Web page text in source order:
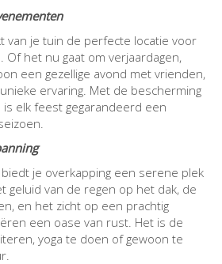
van je tuin de perfecte locatie voor
Of het nu gaat om verjaardagen,
een gezellige avond met vrienden,
ervaring. Met de bescherming
elk feest gegarandeerd een
je overkapping een serene plek
geluid van de regen op het dak, de
en het zicht op een prachtig
een oase van rust. Het is de
yoga te doen of gewoon te